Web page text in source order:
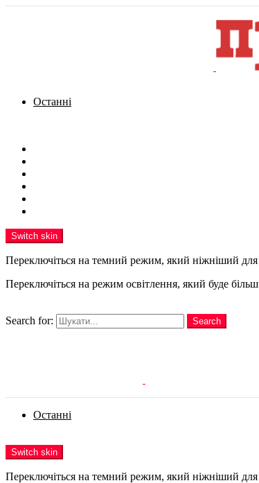
Останні
Switch skin
Переключіться на темний режим, який ніжніший для
Переключіться на режим освітлення, який буде
Search for:
Search
Останні
Switch skin
Переключіться на темний режим, який ніжніший для